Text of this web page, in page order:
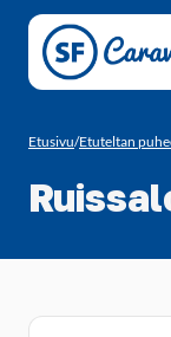
Siirry sivun sisältöön
Etusivu/Etuteltan